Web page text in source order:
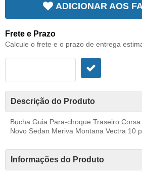
ADICIONAR AOS
Frete e Prazo
Calcule o frete e o prazo de entrega
Descrição do Produto
Bucha Guia Para-choque Traseiro
Novo Sedan Meriva Montana Vectra 10
Informações do Produto